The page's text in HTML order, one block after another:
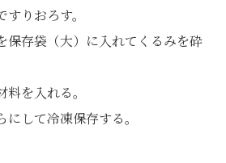
りおろす。
保存袋（大）に入れてくるみを砕
を入れる。
して冷凍保存する。